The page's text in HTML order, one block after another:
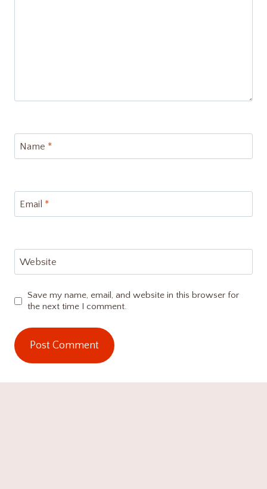
Name *
Email *
Website
Save my name, email, and website in this browser for
the next time I comment.